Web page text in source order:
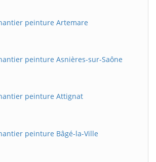
peinture Artemare
peinture Asnières-sur-Saône
peinture Attignat
peinture Bâgé-la-Ville